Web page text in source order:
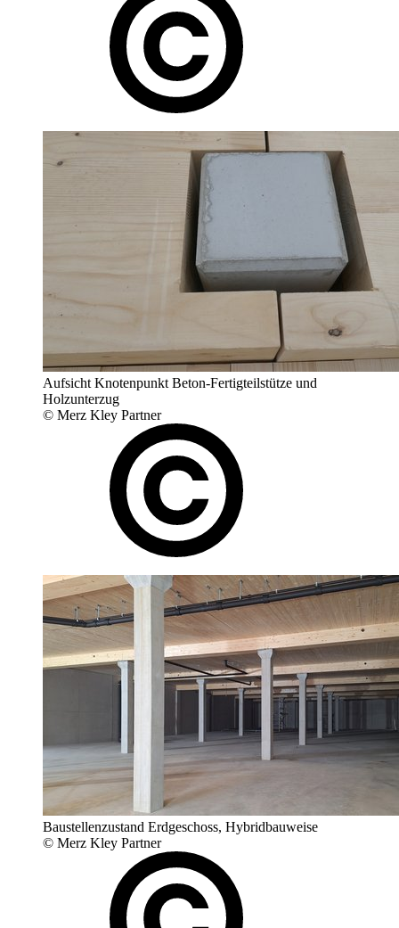
Aufsicht Knotenpunkt Beton-Fertigteilstütze und
Holzunterzug
© Merz Kley Partner
Baustellenzustand Erdgeschoss, Hybridbauweise
© Merz Kley Partner